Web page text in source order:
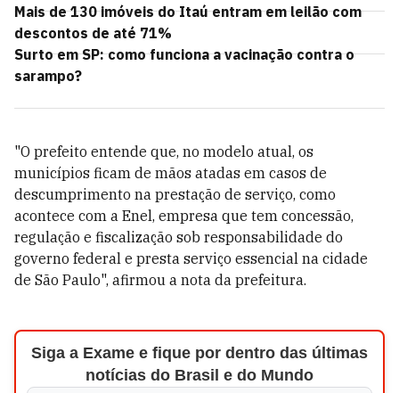
Mais de 130 imóveis do Itaú entram em leilão com
descontos de até 71%
Surto em SP: como funciona a vacinação contra o
sarampo?
"O prefeito entende que, no modelo atual, os
municípios ficam de mãos atadas em casos de
descumprimento na prestação de serviço, como
acontece com a Enel, empresa que tem concessão,
regulação e fiscalização sob responsabilidade do
governo federal e presta serviço essencial na cidade
de São Paulo", afirmou a nota da prefeitura.
Siga a Exame e fique por dentro das últimas
notícias do Brasil e do Mundo